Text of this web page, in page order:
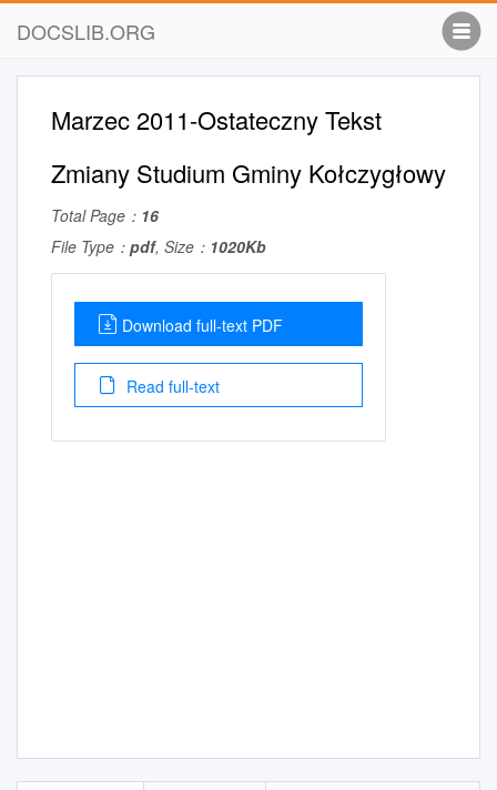
DOCSLIB.ORG
Marzec 2011-Ostateczny Tekst
Zmiany Studium Gminy Kołczygłowy
Total Page： 16
File Type： pdf, Size： 1020Kb
Download full-text PDF
Read full-text